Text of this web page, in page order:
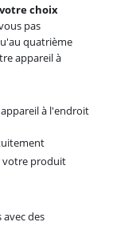
choix
pas
quatrième
appareil à
à l'endroit
votre produit
des